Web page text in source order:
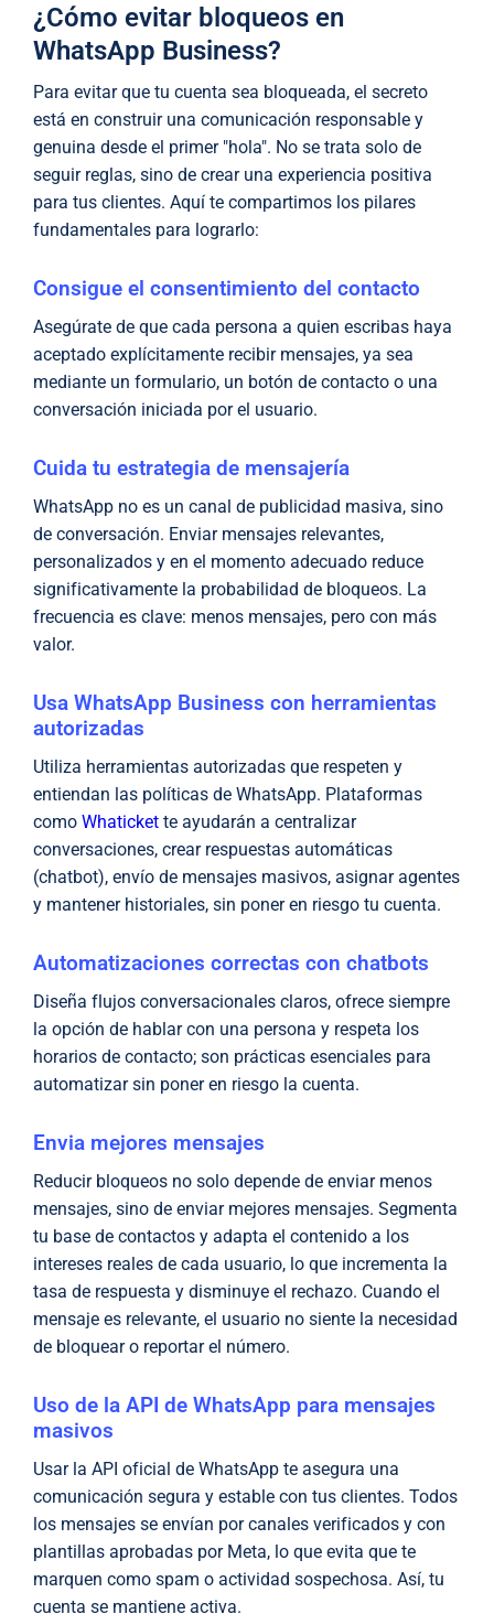
¿Cómo evitar bloqueos en
WhatsApp Business?
Para evitar que tu cuenta sea bloqueada, el secreto
está en construir una comunicación responsable y
genuina desde el primer "hola". No se trata solo de
seguir reglas, sino de crear una experiencia positiva
para tus clientes. Aquí te compartimos los pilares
fundamentales para lograrlo:
Consigue el consentimiento del contacto
Asegúrate de que cada persona a quien escribas haya
aceptado explícitamente recibir mensajes, ya sea
mediante un formulario, un botón de contacto o una
conversación iniciada por el usuario.
Cuida tu estrategia de mensajería
WhatsApp no es un canal de publicidad masiva, sino
de conversación. Enviar mensajes relevantes,
personalizados y en el momento adecuado reduce
significativamente la probabilidad de bloqueos. La
frecuencia es clave: menos mensajes, pero con más
valor.
Usa WhatsApp Business con herramientas
autorizadas
Utiliza herramientas autorizadas que respeten y
entiendan las políticas de WhatsApp. Plataformas
como Whaticket te ayudarán a centralizar
conversaciones, crear respuestas automáticas
(chatbot), envío de mensajes masivos, asignar agentes
y mantener historiales, sin poner en riesgo tu cuenta.
Automatizaciones correctas con chatbots
Diseña flujos conversacionales claros, ofrece siempre
la opción de hablar con una persona y respeta los
horarios de contacto; son prácticas esenciales para
automatizar sin poner en riesgo la cuenta.
Envia mejores mensajes
Reducir bloqueos no solo depende de enviar menos
mensajes, sino de enviar mejores mensajes. Segmenta
tu base de contactos y adapta el contenido a los
intereses reales de cada usuario, lo que incrementa la
tasa de respuesta y disminuye el rechazo. Cuando el
mensaje es relevante, el usuario no siente la necesidad
de bloquear o reportar el número.
Uso de la API de WhatsApp para mensajes
masivos
Usar la API oficial de WhatsApp te asegura una
comunicación segura y estable con tus clientes. Todos
los mensajes se envían por canales verificados y con
plantillas aprobadas por Meta, lo que evita que te
marquen como spam o actividad sospechosa. Así, tu
cuenta se mantiene activa.